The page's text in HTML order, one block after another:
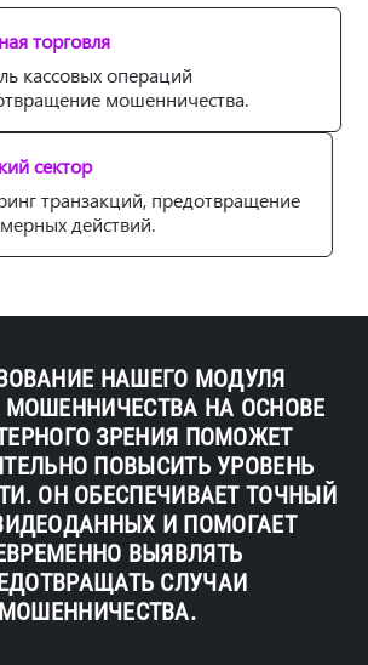
торговля
кассовых операций
мошенничества.
сектор
транзакций, предотвращение
действий.
НАШЕГО МОДУЛЯ
НА ОСНОВЕ
ЗРЕНИЯ ПОМОЖЕТ
ПОВЫСИТЬ УРОВЕНЬ
ОН ОБЕСПЕЧИВАЕТ ТОЧНЫЙ
И ПОМОГАЕТ
ВЫЯВЛЯТЬ
СЛУЧАИ
МОШЕННИЧЕСТВА.